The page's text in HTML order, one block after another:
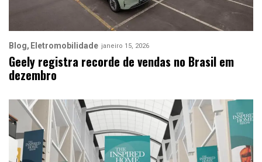
Blog Eletromobilidade janeiro 15, 2026
Geely registra recorde de vendas no Brasil em
dezembro